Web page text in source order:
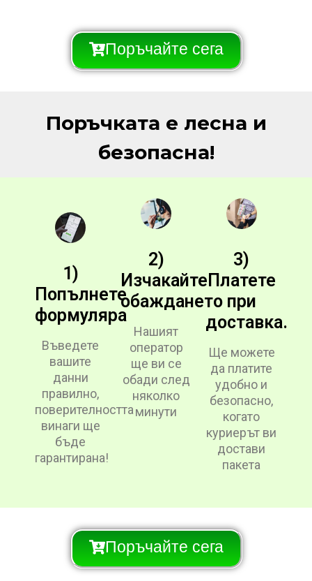
Поръчайте сега
Поръчката е лесна и
безопасна!
1)
Попълнете
формуляра
Въведете
вашите
данни
правилно,
поверителността
винаги ще
бъде
гарантирана!
2)
Изчакайте
обаждането
Нашият
оператор
ще ви се
обади след
няколко
минути
3)
Платете
при
доставка.
Ще можете
да платите
удобно и
безопасно,
когато
куриерът ви
достави
пакета
Поръчайте сега